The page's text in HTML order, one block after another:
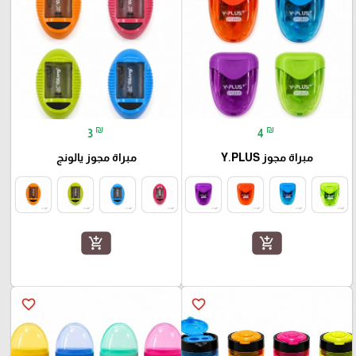
4 ₪
مبراة مجوز Y.PLUS
add_shopping_cart
3 ₪
مبراة مجوز يالونج
add_shopping_cart
favorite_border
favorite_border